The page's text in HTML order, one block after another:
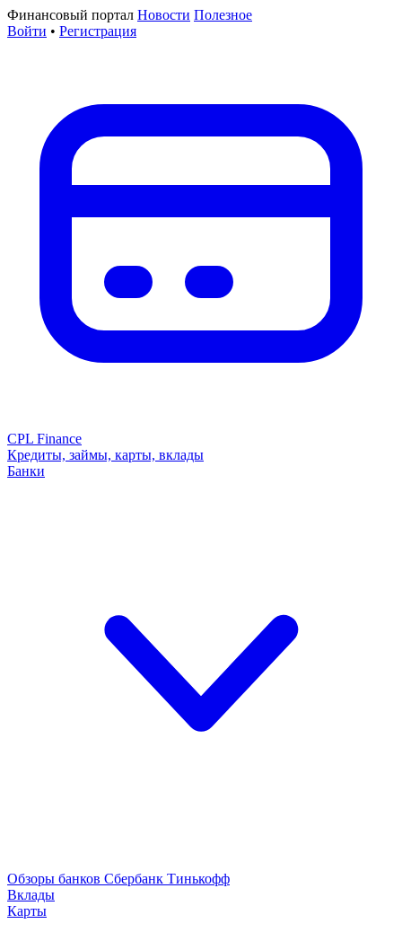
Финансовый портал Новости Полезное
Войти • Регистрация
CPL Finance
Кредиты, займы, карты, вклады
Банки
Обзоры банков Сбербанк Тинькофф
Вклады
Карты